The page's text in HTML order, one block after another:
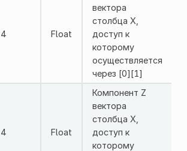
4 Float
вектора
столбца X,
доступ к
которому
осуществляется
через [0][1]
4 Float
Компонент Z
вектора
столбца X,
доступ к
которому